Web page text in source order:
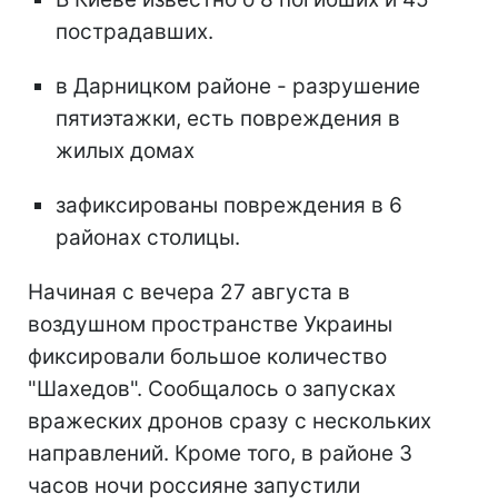
пострадавших.
в Дарницком районе - разрушение
пятиэтажки, есть повреждения в
жилых домах
зафиксированы повреждения в 6
районах столицы.
Начиная с вечера 27 августа в
воздушном пространстве Украины
фиксировали большое количество
"Шахедов". Сообщалось о запусках
вражеских дронов сразу с нескольких
направлений. Кроме того, в районе 3
часов ночи россияне запустили